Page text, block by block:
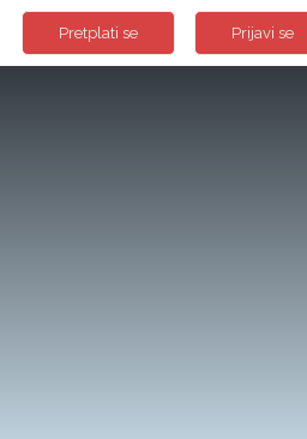
Pretplati se Prijavi se